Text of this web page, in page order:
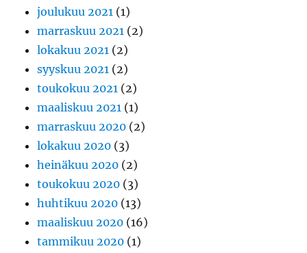
joulukuu 2021 (1)
marraskuu 2021 (2)
lokakuu 2021 (2)
syyskuu 2021 (2)
toukokuu 2021 (2)
maaliskuu 2021 (1)
marraskuu 2020 (2)
lokakuu 2020 (3)
heinäkuu 2020 (2)
toukokuu 2020 (3)
huhtikuu 2020 (13)
maaliskuu 2020 (16)
tammikuu 2020 (1)